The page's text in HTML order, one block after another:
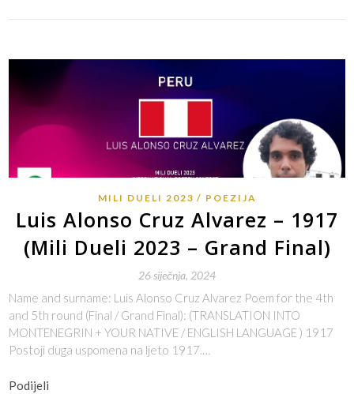
MILI DUELI 2023 POEZIJA
Luis Alonso Cruz Alvarez – 1917
(Mili Dueli 2023 – Grand Final)
26 siječnja, 2024
Name and surname: Luis Alonso Cruz Alvarez Poem for the 4th
and 5th round (Final / Grand Final): (TRANSLATION INTO
MONTENEGRIN + YOUR NATIVE / ENGLISH LANGUAGE ) 1917
Postoji duga uspomena na ljeto 1917.…
Podijeli